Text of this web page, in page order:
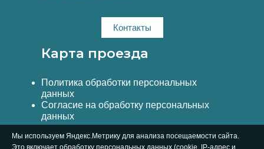
Контакты
Карта проезда
Политика обработки персональных
данных
Согласие на обработку персональных
данных
Мы используем Яндекс.Метрику для анализа посещаемости сайта.
Это включает обработку персональных данных (cookie, IP-адрес и